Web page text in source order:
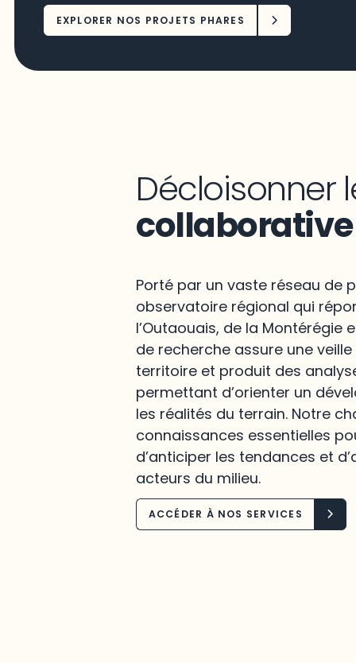
EXPLORER NOS PROJETS PHARES
Décloisonner
collaborative
Porté par un vaste réseau de
observatoire régional qui
l’Outaouais, de la Montérégie
de recherche assure une
territoire et produit des
permettant d’orienter un
les réalités du terrain. Notre
connaissances essentielles
d’anticiper les tendances et
acteurs du milieu.
ACCÉDER À NOS SERVICES